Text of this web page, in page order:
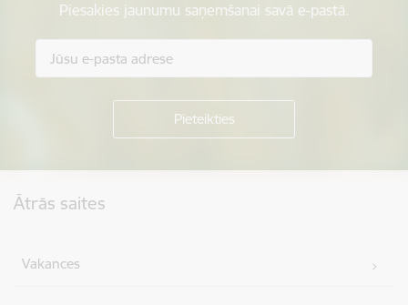
Piesakies jaunumu saņemšanai savā e-pastā.
Ātrās saites
Vakances